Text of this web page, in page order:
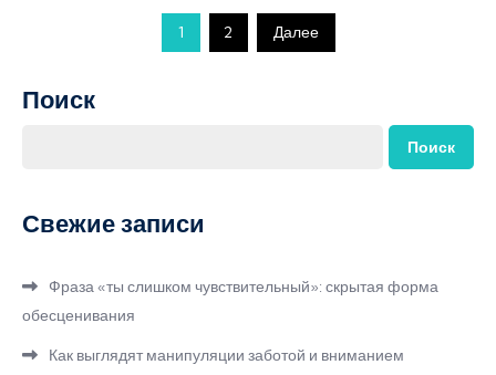
Пагинация
записей
1 2 Далее
Поиск
Поиск
Свежие записи
Фраза «ты слишком чувствительный»: скрытая форма
обесценивания
Как выглядят манипуляции заботой и вниманием